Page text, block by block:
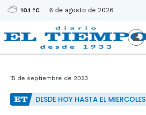
10.1 ºC 6 de agosto de 2026
15 de septiembre de 2023
DESDE HOY HASTA EL MIERCOLES